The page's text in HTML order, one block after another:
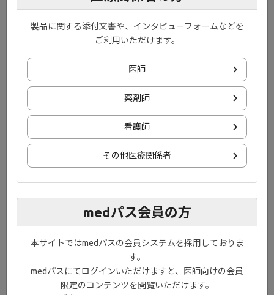
NEW
9:38
IBD患者と医師の薬剤選択における重視
事項とジセレカ 錠の有用性
Web講演会一覧へ戻る
製品に関する添付文書や、インタビューフォームなどを
ご利用いただけます。
医師
薬剤師
看護師
その他医療関係者
medパス会員の方
本サイトではmedパスの会員システムを採用しておりま
す。
medパスにてログインいただけますと、医師向けの会員
限定のコンテンツを閲覧いただけます。